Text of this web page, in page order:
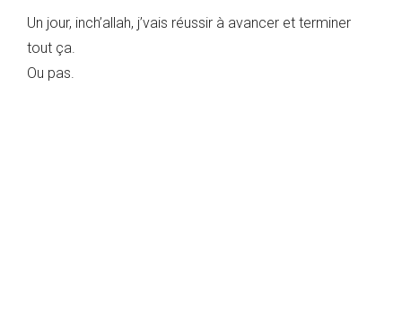
Un jour, inch’allah, j’vais réussir à avancer et terminer
tout ça.
Ou pas.